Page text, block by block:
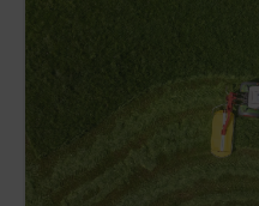
Wir möchten Ihnen
Website und auf
verwenden wir Web-
Cookies) von einigen